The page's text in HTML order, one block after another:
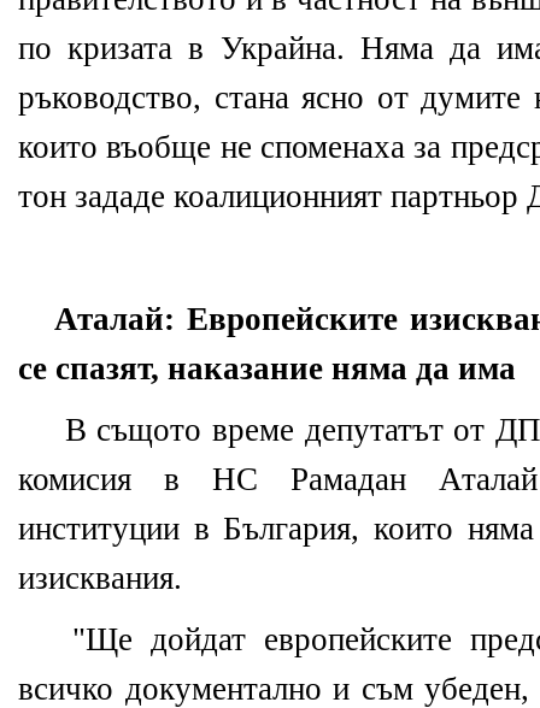
по кризата в Украйна. Няма да
ръководство, стана ясно от
които въобще не споменаха за
тон зададе коалиционният
Аталай: Европейските
се спазят, наказание няма да има
В същото време депутатът от
комисия в НС Рамадан
институции в България, които
изисквания.
"Ще дойдат европейските
всичко документално и съм